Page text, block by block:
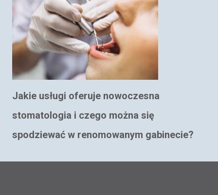
Jakie usługi oferuje nowoczesna
stomatologia i czego można się
spodziewać w renomowanym gabinecie?